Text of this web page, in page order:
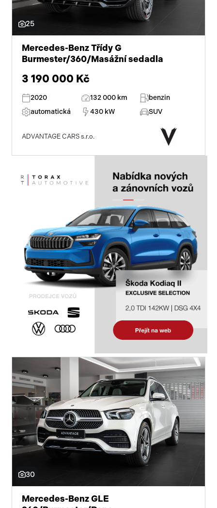
tónovaná skla
el. víko zavazadlového prostoru
přední světla LED
dotykové ovládání palubního počítače
25
Mercedes-Benz Třídy G
Burmester/360/Masážní sedadla
3 190 000 Kč
2020 132 000 km
benzin
automatická
430 kW SUV
ADVANTAGE CARS s.r.o.
30
Mercedes-Benz GLE